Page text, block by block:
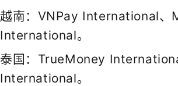
越南：VNPay International、
International。
泰国：TrueMoney
International。